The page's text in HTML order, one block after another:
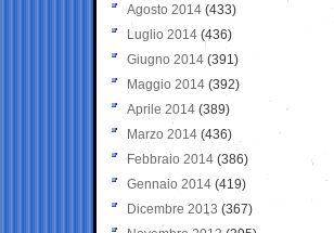
Agosto 2014 (433)
Luglio 2014 (436)
Giugno 2014 (391)
Maggio 2014 (392)
Aprile 2014 (389)
Marzo 2014 (436)
Febbraio 2014 (386)
Gennaio 2014 (419)
Dicembre 2013 (367)